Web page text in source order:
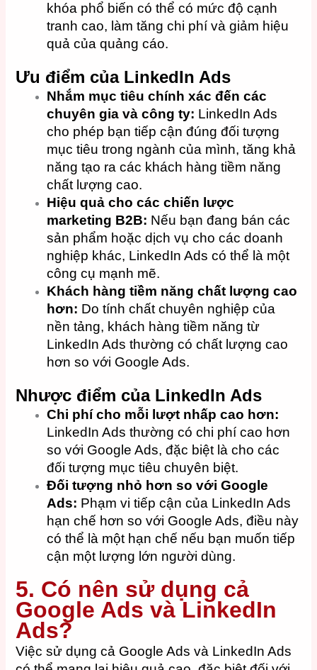
khóa phổ biến có thể có mức độ cạnh
tranh cao, làm tăng chi phí và giảm hiệu
quả của quảng cáo.
Ưu điểm của LinkedIn Ads
Nhắm mục tiêu chính xác đến các
chuyên gia và công ty: LinkedIn Ads
cho phép bạn tiếp cận đúng đối tượng
mục tiêu trong ngành của mình, tăng khả
năng tạo ra các khách hàng tiềm năng
chất lượng cao.
Hiệu quả cho các chiến lược
marketing B2B: Nếu bạn đang bán các
sản phẩm hoặc dịch vụ cho các doanh
nghiệp khác, LinkedIn Ads có thể là một
công cụ mạnh mẽ.
Khách hàng tiềm năng chất lượng cao
hơn: Do tính chất chuyên nghiệp của
nền tảng, khách hàng tiềm năng từ
LinkedIn Ads thường có chất lượng cao
hơn so với Google Ads.
Nhược điểm của LinkedIn Ads
Chi phí cho mỗi lượt nhấp cao hơn:
LinkedIn Ads thường có chi phí cao hơn
so với Google Ads, đặc biệt là cho các
đối tượng mục tiêu chuyên biệt.
Đối tượng nhỏ hơn so với Google
Ads: Phạm vi tiếp cận của LinkedIn Ads
hạn chế hơn so với Google Ads, điều này
có thể là một hạn chế nếu bạn muốn tiếp
cận một lượng lớn người dùng.
5. Có nên sử dụng cả
Google Ads và LinkedIn
Ads?
Việc sử dụng cả Google Ads và LinkedIn Ads